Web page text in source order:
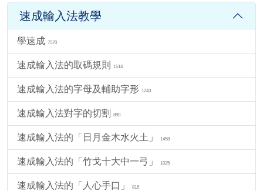
速成輸入法教學
學速成 7570
速成輸入法的取碼規則 1514
速成輸入法的字母及輔助字形 1243
速成輸入法對字的切割 890
速成輸入法的「日月金木水火土」 1458
速成輸入法的「竹戈十大中一弓」 1025
速成輸入法的「人心手口」 816